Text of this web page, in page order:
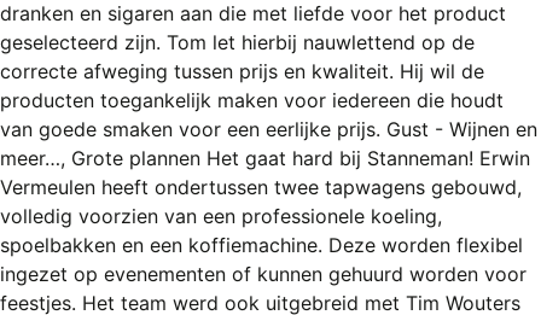
REGISTREREN
ADVERTEREN
MELDPUNT
PERS/PUBLICATIES
FACEBOOK
LINKS
dranken en sigaren aan die met liefde voor het product
geselecteerd zijn. Tom let hierbij nauwlettend op de
correcte afweging tussen prijs en kwaliteit. Hij wil de
producten toegankelijk maken voor iedereen die houdt
van goede smaken voor een eerlijke prijs. Gust - Wijnen en
meer…, Grote plannen Het gaat hard bij Stanneman! Erwin
Vermeulen heeft ondertussen twee tapwagens gebouwd,
volledig voorzien van een professionele koeling,
spoelbakken en een koffiemachine. Deze worden flexibel
ingezet op evenementen of kunnen gehuurd worden voor
feestjes. Het team werd ook uitgebreid met Tim Wouters